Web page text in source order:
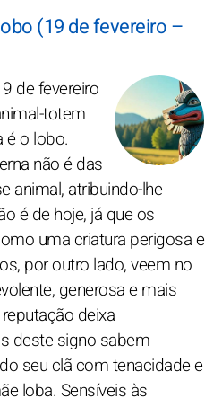
(19 de fevereiro –
de fevereiro
totem
é o lobo.
não é das
animal, atribuindo-lhe
é de hoje, já que os
uma criatura perigosa e
por outro lado, veem no
generosa e mais
deixa
deste signo sabem
seu clã com tenacidade e
loba. Sensíveis às